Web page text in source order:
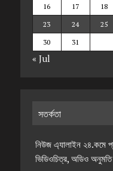
16
17 18
23
24 25
30
31
« Jul
সতর্কতা
নিউজ এ্যালাইন ২৪.কমে
ভিডিওচিত্র, অডিও অনুমতি